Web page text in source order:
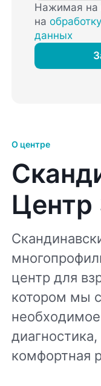
Нажимая на
на
данных
О центре
Центр
центр для
котором мы
комфортная